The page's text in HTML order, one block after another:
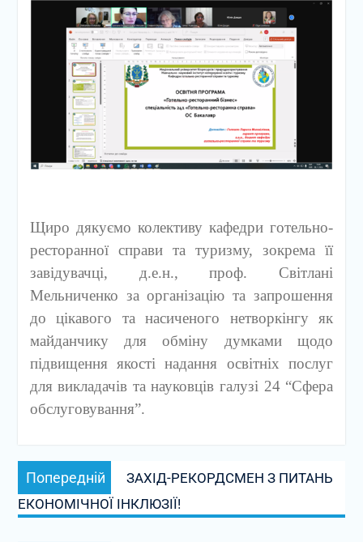
Щиро дякуємо колективу кафедри готельно-
ресторанної справи та туризму, зокрема її
завідувачці, д.е.н., проф. Світлані
Мельниченко за організацію та запрошення
до цікавого та насиченого нетворкінгу як
майданчику для обміну думками щодо
підвищення якості надання освітніх послуг
для викладачів та науковців галузі 24 “Сфера
обслуговування”.
Навігація
записів
Попередній
запис:
ЗАХІД-РЕКОРДСМЕН З ПИТАНЬ
ЕКОНОМІЧНОЇ ІНКЛЮЗІЇ!